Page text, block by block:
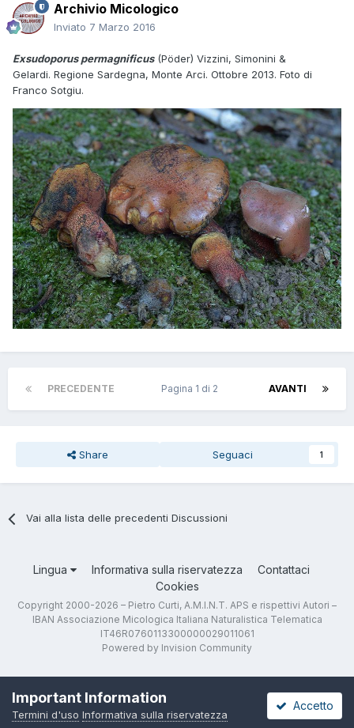
Archivio Micologico
Inviato 7 Marzo 2016
Exsudoporus permagnificus(Pöder) Vizzini, Simonini &
Gelardi. Regione Sardegna, Monte Arci. Ottobre 2013. Foto di
Franco Sotgiu.
PRECEDENTE AVANTI
Pagina 1 di 2
Share Seguaci 1
Vai alla lista delle precedenti Discussioni
Lingua Informativa sulla riservatezza
Contattaci
Cookies
Copyright 2000-2026 – Pietro Curti, A.M.I.N.T. APS e rispettivi Autori –
IBAN Associazione Micologica Italiana Naturalistica Telematica
IT46R0760113300000029011061
Powered by Invision Community
Important Information
Termini d'uso Informativa sulla riservatezza
Accetto